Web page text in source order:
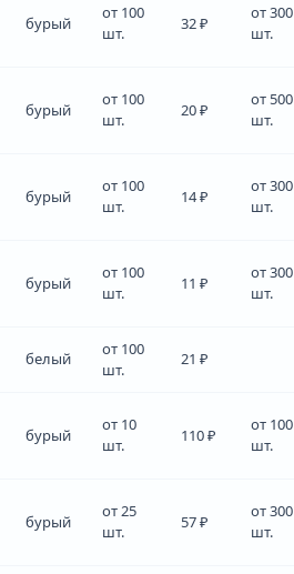
бурый
от 100
шт.
32 ₽
от 300
шт.
бурый
от 100
шт.
20 ₽
от 500
шт.
бурый
от 100
шт.
14 ₽
от 300
шт.
бурый
от 100
шт.
11 ₽
от 300
шт.
белый
от 100
шт.
21 ₽
бурый
от 10
шт.
110 ₽
от 100
шт.
бурый
от 25
шт.
57 ₽
от 300
шт.